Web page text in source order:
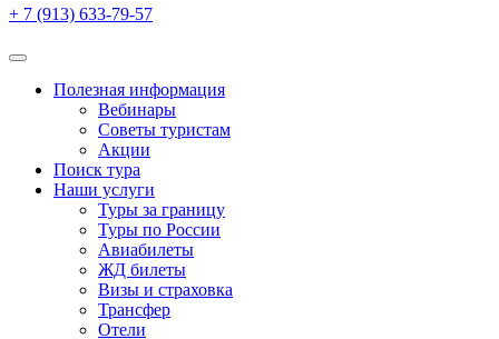
+ 7 (913) 633-79-57
Полезная информация
Вебинары
Советы туристам
Акции
Поиск тура
Наши услуги
Туры за границу
Туры по России
Авиабилеты
ЖД билеты
Визы и страховка
Трансфер
Отели